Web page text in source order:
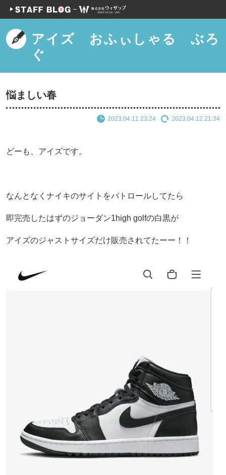
アイズ おふぃしゃる ぶろ
ぐ
悩ましい春
2023.04.11 23:24 2023.04.12 21:34
どーも、アイズです。
なんとなくナイキのサイトをパトロールしてたら
即完売したはずのジョーダン1high golfの白黒が
アイズのジャストサイズだけ販売されてたーー！！